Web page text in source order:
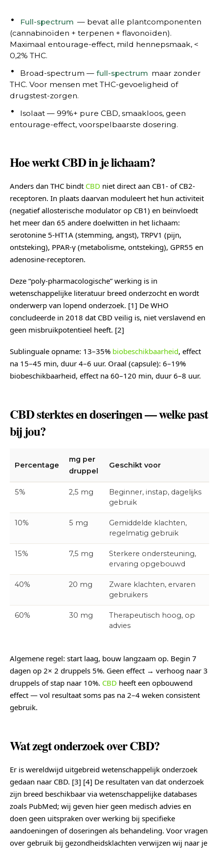
Full-spectrum — bevat alle plantcomponenten
(cannabinoïden + terpenen + flavonoïden).
Maximaal entourage-effect, mild hennepsmaak, <
0,2% THC.
Broad-spectrum — full-spectrum maar zonder
THC. Voor mensen met THC-gevoeligheid of
drugstest-zorgen.
Isolaat — 99%+ pure CBD, smaakloos, geen
entourage-effect, voorspelbaarste dosering.
Hoe werkt CBD in je lichaam?
Anders dan THC bindt CBD niet direct aan CB1- of CB2-
receptoren. In plaats daarvan moduleert het hun activiteit
(negatief allosterische modulator op CB1) en beïnvloedt
het meer dan 65 andere doelwitten in het lichaam:
serotonine 5-HT1A (stemming, angst), TRPV1 (pijn,
ontsteking), PPAR-γ (metabolisme, ontsteking), GPR55 en
adenosine-receptoren.
Deze “poly-pharmacologische” werking is in
wetenschappelijke literatuur breed onderzocht en wordt
onderwerp van lopend onderzoek. [1] De WHO
concludeerde in 2018 dat CBD veilig is, niet verslavend en
geen misbruikpotentieel heeft. [2]
Sublinguale opname: 13–35% biobeschikbaarheid, effect
na 15–45 min, duur 4–6 uur. Oraal (capsule): 6–19%
biobeschikbaarheid, effect na 60–120 min, duur 6–8 uur.
CBD sterktes en doseringen — welke past
bij jou?
Percentage
mg per
druppel
Geschikt voor
5% 2,5 mg
Beginner, instap, dagelijks
gebruik
10% 5 mg
Gemiddelde klachten,
regelmatig gebruik
15% 7,5 mg
Sterkere ondersteuning,
ervaring opgebouwd
40% 20 mg
Zware klachten, ervaren
gebruikers
60% 30 mg
Therapeutisch hoog, op
advies
Algemene regel: start laag, bouw langzaam op. Begin 7
dagen op 2× 2 druppels 5%. Geen effect → verhoog naar 3
druppels of stap naar 10%. CBD heeft een opbouwend
effect — vol resultaat soms pas na 2–4 weken consistent
gebruik.
Wat zegt onderzoek over CBD?
Er is wereldwijd uitgebreid wetenschappelijk onderzoek
gedaan naar CBD. [3] [4] De resultaten van dat onderzoek
zijn breed beschikbaar via wetenschappelijke databases
zoals PubMed; wij geven hier geen medisch advies en
doen geen uitspraken over werking bij specifieke
aandoeningen of doseringen als behandeling. Voor vragen
over gebruik bij gezondheidsklachten verwijzen wij naar je